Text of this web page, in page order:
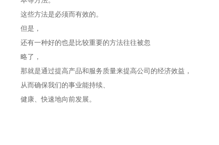
这些方法是必须而有效的。
但是，
还有一种好的也是比较重要的方法往往被忽
略了，
那就是通过提高产品和服务质量来提高公司的经济效益，
从而确保我们的事业能持续、
健康、快速地向前发展。